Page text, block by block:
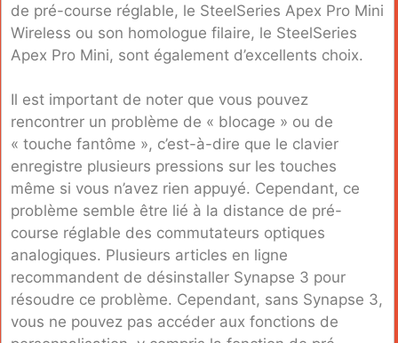
de pré-course réglable, le SteelSeries Apex Pro Mini
Wireless ou son homologue filaire, le SteelSeries
Apex Pro Mini, sont également d’excellents choix.
Il est important de noter que vous pouvez
rencontrer un problème de « blocage » ou de
« touche fantôme », c’est-à-dire que le clavier
enregistre plusieurs pressions sur les touches
même si vous n’avez rien appuyé. Cependant, ce
problème semble être lié à la distance de pré-
course réglable des commutateurs optiques
analogiques. Plusieurs articles en ligne
recommandent de désinstaller Synapse 3 pour
résoudre ce problème. Cependant, sans Synapse 3,
vous ne pouvez pas accéder aux fonctions de